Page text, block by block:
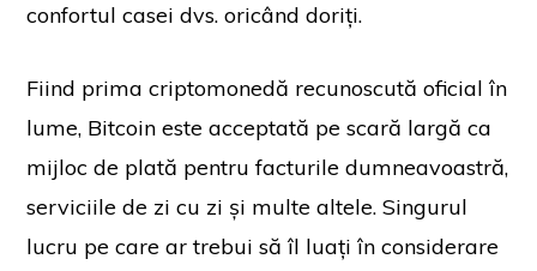
confortul casei dvs. oricând doriți.
Fiind prima criptomonedă recunoscută oficial în
lume, Bitcoin este acceptată pe scară largă ca
mijloc de plată pentru facturile dumneavoastră,
serviciile de zi cu zi și multe altele. Singurul
lucru pe care ar trebui să îl luați în considerare